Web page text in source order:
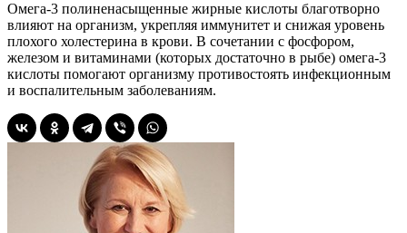
Омега-3 полиненасыщенные жирные кислоты благотворно
влияют на организм, укрепляя иммунитет и снижая уровень
плохого холестерина в крови. В сочетании с фосфором,
железом и витаминами (которых достаточно в рыбе) омега-3
кислоты помогают организму противостоять инфекционным
и воспалительным заболеваниям.